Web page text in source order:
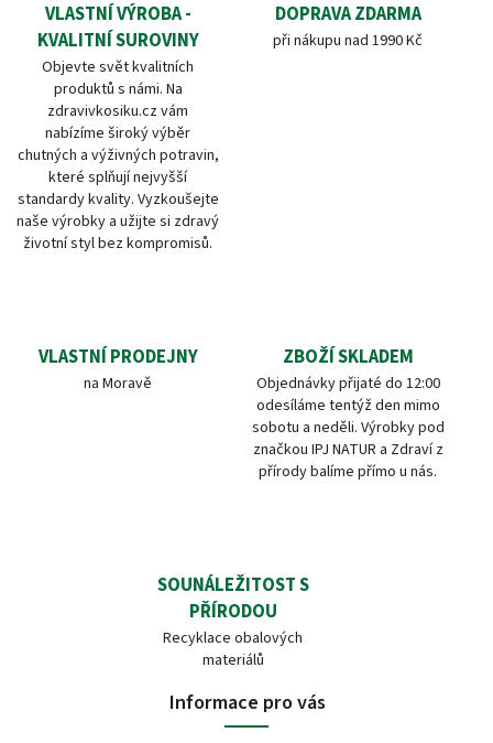
VLASTNÍ VÝROBA -
KVALITNÍ SUROVINY
Objevte svět kvalitních
produktů s námi. Na
zdravivkosiku.cz vám
nabízíme široký výběr
chutných a výživných potravin,
které splňují nejvyšší
standardy kvality. Vyzkoušejte
naše výrobky a užijte si zdravý
životní styl bez kompromisů.
DOPRAVA ZDARMA
při nákupu nad 1990 Kč
VLASTNÍ PRODEJNY
na Moravě
ZBOŽÍ SKLADEM
Objednávky přijaté do 12:00
odesíláme tentýž den mimo
sobotu a neděli. Výrobky pod
značkou IPJ NATUR a Zdraví z
přírody balíme přímo u nás.
SOUNÁLEŽITOST S
PŘÍRODOU
Recyklace obalových
materiálů
Informace pro vás